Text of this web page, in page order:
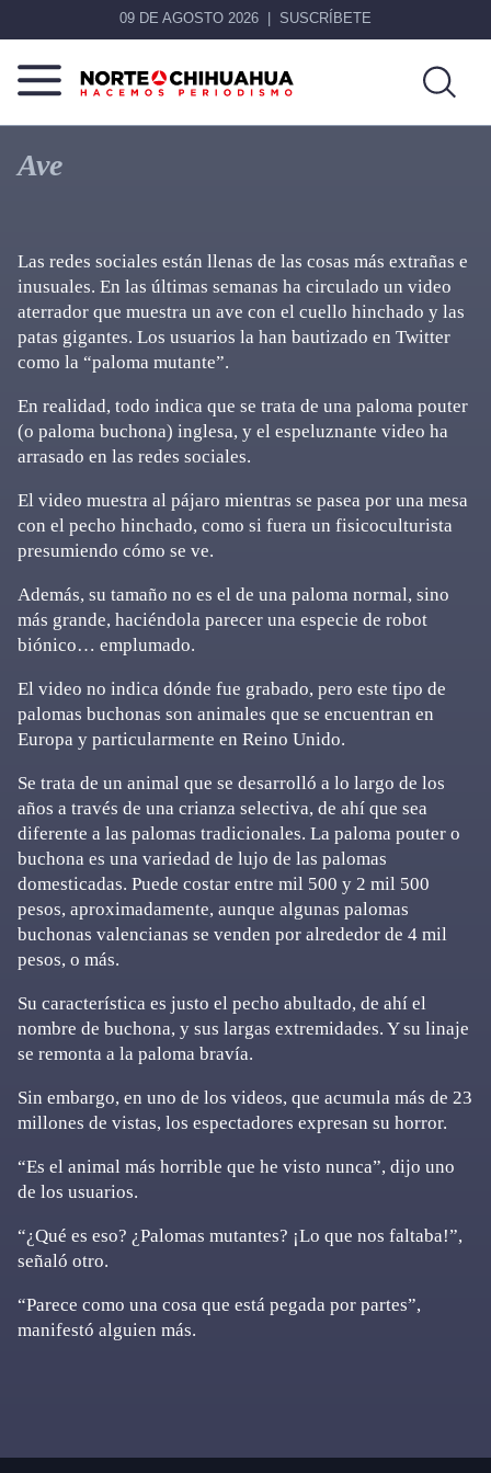
09 DE AGOSTO 2026 SUSCRÍBETE
Norte
Más
Ave
Las redes sociales están llenas de las cosas más extrañas e
inusuales. En las últimas semanas ha circulado un video
aterrador que muestra un ave con el cuello hinchado y las
patas gigantes. Los usuarios la han bautizado en Twitter
como la “paloma mutante”.
En realidad, todo indica que se trata de una paloma pouter
(o paloma buchona) inglesa, y el espeluznante video ha
arrasado en las redes sociales.
El video muestra al pájaro mientras se pasea por una mesa
con el pecho hinchado, como si fuera un fisicoculturista
presumiendo cómo se ve.
Además, su tamaño no es el de una paloma normal, sino
más grande, haciéndola parecer una especie de robot
biónico… emplumado.
El video no indica dónde fue grabado, pero este tipo de
palomas buchonas son animales que se encuentran en
Europa y particularmente en Reino Unido.
Se trata de un animal que se desarrolló a lo largo de los
años a través de una crianza selectiva, de ahí que sea
diferente a las palomas tradicionales. La paloma pouter o
buchona es una variedad de lujo de las palomas
domesticadas. Puede costar entre mil 500 y 2 mil 500
pesos, aproximadamente, aunque algunas palomas
buchonas valencianas se venden por alrededor de 4 mil
pesos, o más.
Su característica es justo el pecho abultado, de ahí el
nombre de buchona, y sus largas extremidades. Y su linaje
se remonta a la paloma bravía.
Sin embargo, en uno de los videos, que acumula más de 23
millones de vistas, los espectadores expresan su horror.
“Es el animal más horrible que he visto nunca”, dijo uno
de los usuarios.
“¿Qué es eso? ¿Palomas mutantes? ¡Lo que nos faltaba!”,
señaló otro.
“Parece como una cosa que está pegada por partes”,
manifestó alguien más.